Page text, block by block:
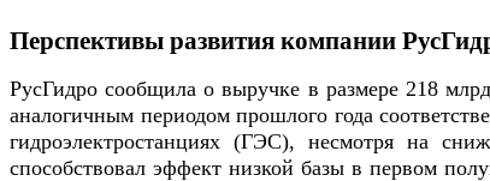
Перспективы развития компании
РусГидро сообщила о выручке в размере 218
аналогичным периодом прошлого года
гидроэлектростанциях (ГЭС), несмотря на
способствовал эффект низкой базы в первом